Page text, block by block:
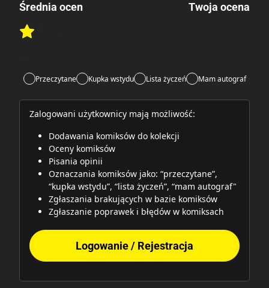
Średnia ocen
Rate this item:
Twoja ocena
Przeczytane Kupka wstydu Lista życzeń Mam autograf
Zalogowani użytkownicy mają możliwość:
Dodawania komiksów do kolekcji
Oceny komiksów
Pisania opinii
Oznaczania komiksów jako: “przeczytane”,
“kupka wstydu”, “lista życzeń”, “mam autograf"
Zgłaszania brakujących w bazie komiksów
Zgłaszanie poprawek i błędów w komiksach
Logowanie / Rejestracja